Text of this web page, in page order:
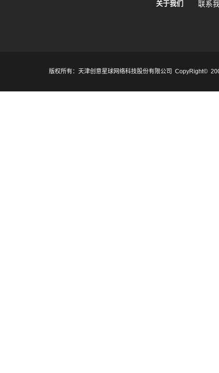
关于我们 联系
版权所有：天津创意星球网络科技股份有限公司 CopyRight©